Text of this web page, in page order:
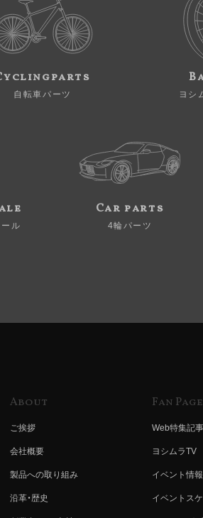
自転車パーツ ヨシ
ル
Car parts
4輪パーツ
About
ご挨拶
会社概要
製品への取り組み
沿革・歴史
Fan Page
Web特集記事
ヨシムラTV
イベント情報
イベントス